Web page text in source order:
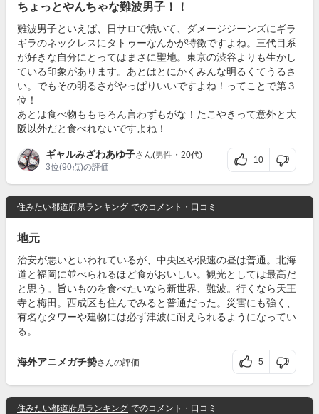
ちょっとやんちゃな難波男子！！
難波男子といえば、日サロで焼いて、ダメージジーンズにギラ
ギラのネックレスにタトゥーなんかが特徴ですよね。三代目系
が好きな自分にとってはまさに聖地。東京の渋谷よりも生かし
ている印象があります。あとはとにかくみんな明るくてうるさ
い。でもその明るさがやっぱりいいですよね！ってことで第３
位！
あとは食べ物ももちろん言わずもがな！たこやきって意外と大
阪以外だと食べれないですよね！
ギャルみざわあゆ子さん(男性・20代)
3位(90点)の評価
10
住みたい都道府県ランキング でのコメント・口コミ
地元
治安が悪いといわれているが、中央区や浪速の昼は普通。北海
道と福岡に並べられるほど食がおいしい。観光としては最高だ
と思う。旨いものを食べたいなら新世界、難波。行くなら天王
寺と梅田。西成区も住んでみると普通だった。災害にも強く、
有名なタワーや建物には必ず津波に耐えられるようになってい
る。
海外アニメガチ勢さんの評価 5
住みたい都道府県ランキング でのコメント・口コミ